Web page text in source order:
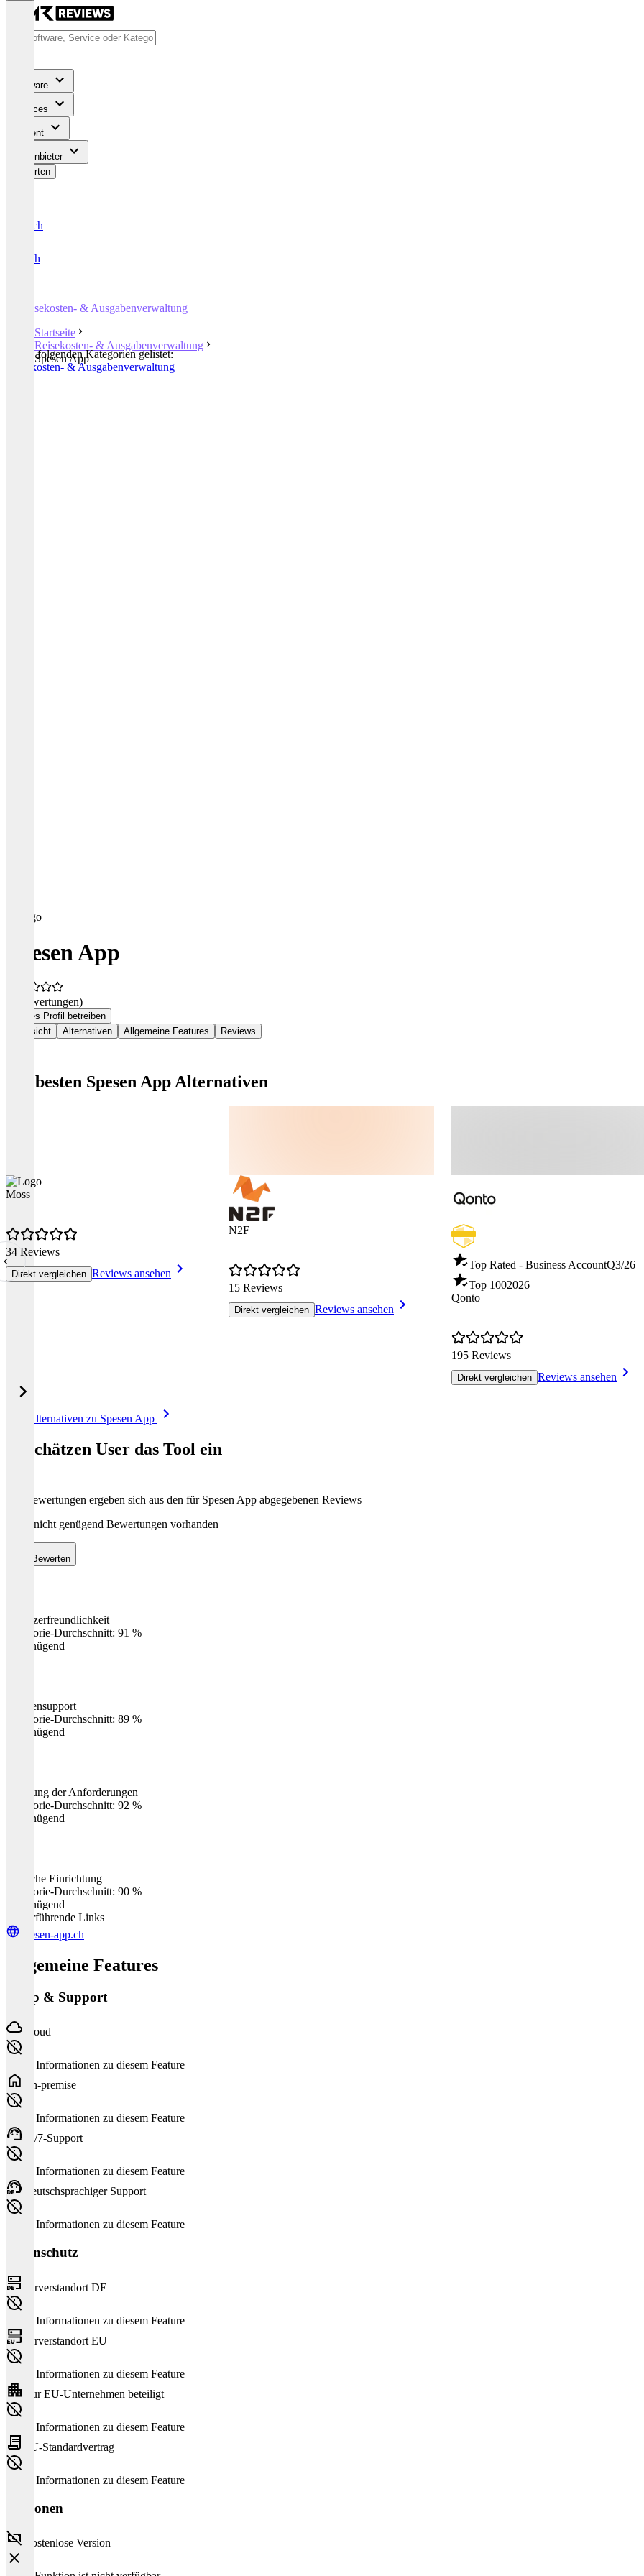
Software
Services
Content
Für Anbieter
Bewerten
Deutsch
English
Reisekosten- & Ausgabenverwaltung
Startseite
Reisekosten- & Ausgabenverwaltung
Spesen App
In den folgenden Kategorien gelistet:
Reisekosten- & Ausgabenverwaltung
Spesen App
(0 Bewertungen)
Dieses Profil betreiben
Übersicht
Alternativen Allgemeine Features Reviews
Die besten Spesen App Alternativen
Moss
34 Reviews
Direkt vergleichen Reviews ansehen
N2F
15 Reviews
Direkt vergleichen Reviews ansehen
Top Rated - Business AccountQ3/26
Top 1002026
Qonto
195 Reviews
Direkt vergleichen Reviews ansehen
Alle Alternativen zu Spesen App
So schätzen User das Tool ein
Die Bewertungen ergeben sich aus den für Spesen App abgegebenen Reviews
Noch nicht genügend Bewertungen vorhanden
Bewerten
Benutzerfreundlichkeit
Kategorie-Durchschnitt: 91 %
Ungenügend
Kundensupport
Kategorie-Durchschnitt: 89 %
Ungenügend
Erfüllung der Anforderungen
Kategorie-Durchschnitt: 92 %
Ungenügend
Einfache Einrichtung
Kategorie-Durchschnitt: 90 %
Ungenügend
Weiterführende Links
spesen-app.ch
Allgemeine Features
Setup & Support
Cloud
Keine Informationen zu diesem Feature
On-premise
Keine Informationen zu diesem Feature
24/7-Support
Keine Informationen zu diesem Feature
Deutschsprachiger Support
Keine Informationen zu diesem Feature
Datenschutz
Serverstandort DE
Keine Informationen zu diesem Feature
Serverstandort EU
Keine Informationen zu diesem Feature
Nur EU-Unternehmen beteiligt
Keine Informationen zu diesem Feature
EU-Standardvertrag
Keine Informationen zu diesem Feature
Versionen
Kostenlose Version